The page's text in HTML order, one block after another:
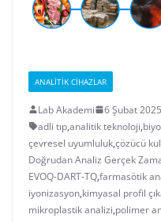
ANALITIK CIHAZLAR
Lab Akademi 6 Şubat 2025
adli tıp,analitik teknoloji,
çevresel uyumluluk,çözücü
Doğrudan Analiz Gerçek
EVOQ-DART-TQ,farmasötik
iyonizasyon,kimyasal profil
mikroplastik analizi,polimer